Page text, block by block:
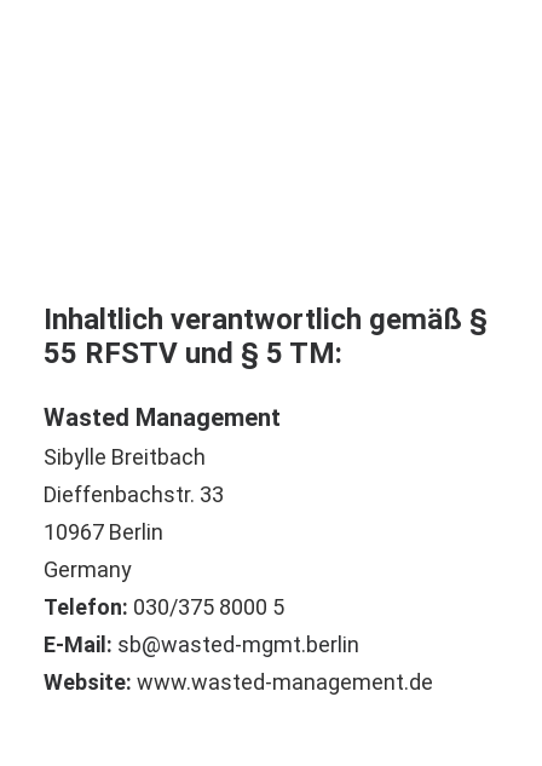
Inhaltlich verantwortlich gemäß §
55 RFSTV und § 5 TM:
Wasted Management
Sibylle Breitbach
Dieffenbachstr. 33
10967 Berlin
Germany
Telefon: 030/375 8000 5
E-Mail: sb@wasted-mgmt.berlin
Website: www.wasted-management.de